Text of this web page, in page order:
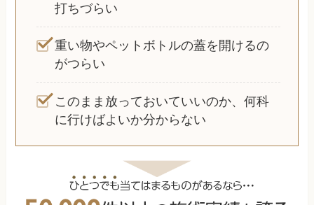
打ちづらい
重い物やペットボトルの蓋を開けるの
がつらい
このまま放っておいていいのか、何科
に行けばよいか分からない